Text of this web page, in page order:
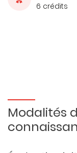
6 crédits
Modalités